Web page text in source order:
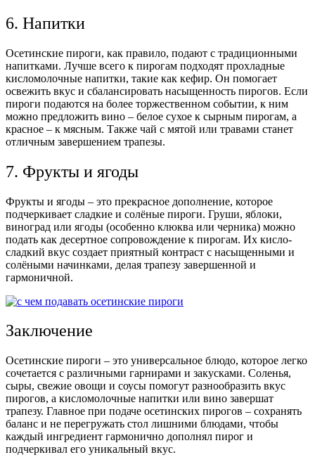
6. Напитки
Осетинские пироги, как правило, подают с традиционными
напитками. Лучше всего к пирогам подходят прохладные
кисломолочные напитки, такие как кефир. Он помогает
освежить вкус и сбалансировать насыщенность пирогов. Если
пироги подаются на более торжественном событии, к ним
можно предложить вино – белое сухое к сырным пирогам, а
красное – к мясным. Также чай с мятой или травами станет
отличным завершением трапезы.
7. Фрукты и ягоды
Фрукты и ягоды – это прекрасное дополнение, которое
подчеркивает сладкие и солёные пироги. Груши, яблоки,
виноград или ягоды (особенно клюква или черника) можно
подать как десертное сопровождение к пирогам. Их кисло-
сладкий вкус создает приятный контраст с насыщенными и
солёными начинками, делая трапезу завершенной и
гармоничной.
Заключение
Осетинские пироги – это универсальное блюдо, которое легко
сочетается с различными гарнирами и закусками. Соленья,
сыры, свежие овощи и соусы помогут разнообразить вкус
пирогов, а кисломолочные напитки или вино завершат
трапезу. Главное при подаче осетинских пирогов – сохранять
баланс и не перегружать стол лишними блюдами, чтобы
каждый ингредиент гармонично дополнял пирог и
подчеркивал его уникальный вкус.